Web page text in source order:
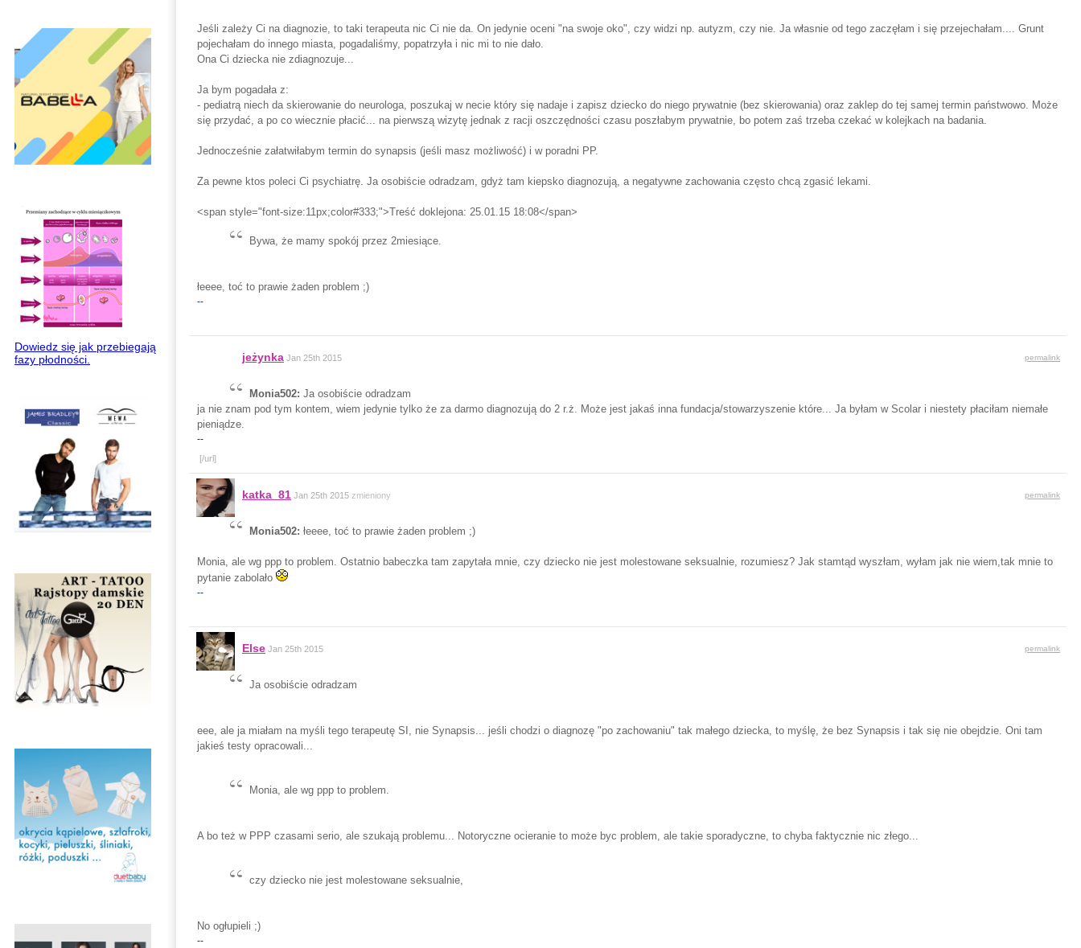
Dowiedz się jak przebiegają
fazy płodności.
Jeśli zależy Ci na diagnozie, to taki terapeuta nic Ci nie da. On jedynie oceni "na swoje oko", czy widzi np. autyzm, czy nie. Ja własnie od tego zaczęłam i się przejechałam.... Grunt
pojechałam do innego miasta, pogadaliśmy, popatrzyła i nic mi to nie dało.
Ona Ci dziecka nie zdiagnozuje...
Ja bym pogadała z:
- pediatrą niech da skierowanie do neurologa, poszukaj w necie który się nadaje i zapisz dziecko do niego prywatnie (bez skierowania) oraz zaklep do tej samej termin państwowo. Może
się przydać, a po co wiecznie płacić... na pierwszą wizytę jednak z racji oszczędności czasu poszłabym prywatnie, bo potem zaś trzeba czekać w kolejkach na badania.
Jednocześnie załatwiłabym termin do synapsis (jeśli masz możliwość) i w poradni PP.
Za pewne ktos poleci Ci psychiatrę. Ja osobiście odradzam, gdyż tam kiepsko diagnozują, a negatywne zachowania często chcą zgasić lekami.
<span style="font-size:11px;color#333;">Treść doklejona: 25.01.15 18:08</span>
Bywa, że mamy spokój przez 2miesiące.
łeeee, toć to prawie żaden problem ;)
--
jeżynka Jan 25th 2015 permalink
Monia502: Ja osobiście odradzam
ja nie znam pod tym kontem, wiem jedynie tylko że za darmo diagnozują do 2 r.ż. Może jest jakaś inna fundacja/stowarzyszenie które... Ja byłam w Scolar i niestety płaciłam niemałe
pieniądze.
--
[/url]
katka_81 Jan 25th 2015 zmieniony permalink
Monia502: łeeee, toć to prawie żaden problem ;)
Monia, ale wg ppp to problem. Ostatnio babeczka tam zapytała mnie, czy dziecko nie jest molestowane seksualnie, rozumiesz? Jak stamtąd wyszłam, wyłam jak nie wiem,tak mnie to
pytanie zabolało
--
Else Jan 25th 2015 permalink
Ja osobiście odradzam
eee, ale ja miałam na myśli tego terapeutę SI, nie Synapsis... jeśli chodzi o diagnozę "po zachowaniu" tak małego dziecka, to myślę, że bez Synapsis i tak się nie obejdzie. Oni tam
jakieś testy opracowali...
Monia, ale wg ppp to problem.
A bo też w PPP czasami serio, ale szukają problemu... Notoryczne ocieranie to może byc problem, ale takie sporadyczne, to chyba faktycznie nic złego...
czy dziecko nie jest molestowane seksualnie,
No ogłupieli ;)
--